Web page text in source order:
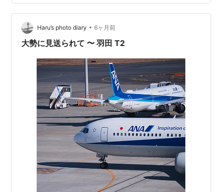
Haru’s photo diary • 6ヶ月前
大勢に見送られて 〜 羽田 T2